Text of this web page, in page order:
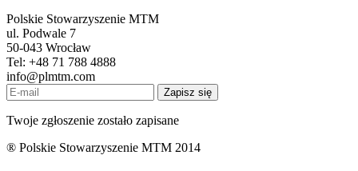
Polskie Stowarzyszenie MTM
ul. Podwale 7
50-043 Wrocław
Tel: +48 71 788 4888
info@plmtm.com
Zapisz się
Twoje zgłoszenie zostało zapisane
® Polskie Stowarzyszenie MTM 2014